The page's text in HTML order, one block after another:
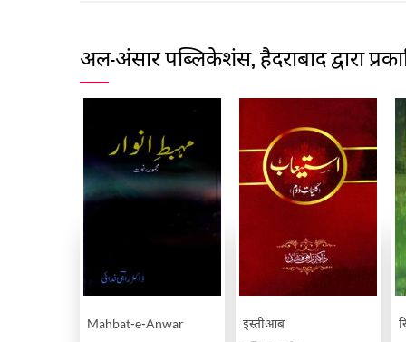
अल-अंसार पब्लिकेशंस, हैदराबाद द्वारा
Mahbat-e-Anwar इस्तीआब